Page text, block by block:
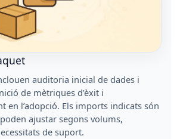
auditoria inicial de dades i
de mètriques d’èxit i
en l’adopció. Els imports indicats són
ajustar segons volums,
de suport.